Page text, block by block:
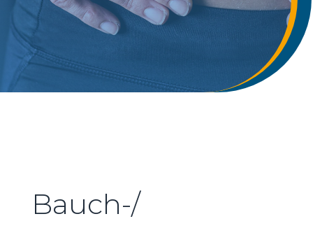
Bauch-/